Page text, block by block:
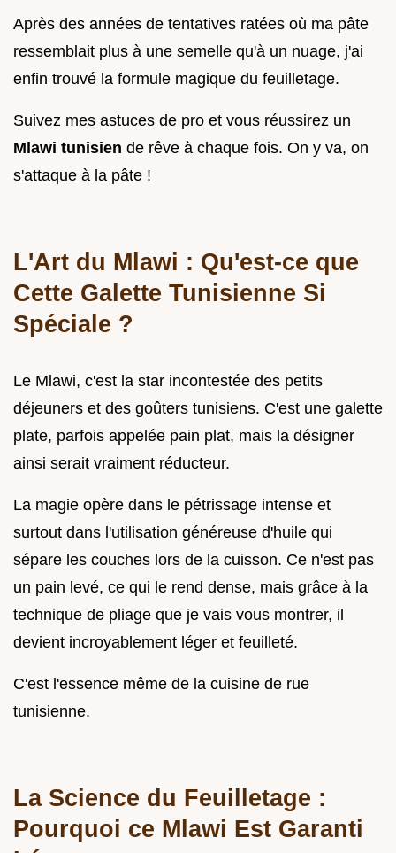
Après des années de tentatives ratées où ma pâte
ressemblait plus à une semelle qu'à un nuage, j'ai
enfin trouvé la formule magique du feuilletage.
Suivez mes astuces de pro et vous réussirez un
Mlawi tunisien de rêve à chaque fois. On y va, on
s'attaque à la pâte !
L'Art du Mlawi : Qu'est-ce que
Cette Galette Tunisienne Si
Spéciale ?
Le Mlawi, c'est la star incontestée des petits
déjeuners et des goûters tunisiens. C'est une galette
plate, parfois appelée pain plat, mais la désigner
ainsi serait vraiment réducteur.
La magie opère dans le pétrissage intense et
surtout dans l'utilisation généreuse d'huile qui
sépare les couches lors de la cuisson. Ce n'est pas
un pain levé, ce qui le rend dense, mais grâce à la
technique de pliage que je vais vous montrer, il
devient incroyablement léger et feuilleté.
C'est l'essence même de la cuisine de rue
tunisienne.
La Science du Feuilletage :
Pourquoi ce Mlawi Est Garanti